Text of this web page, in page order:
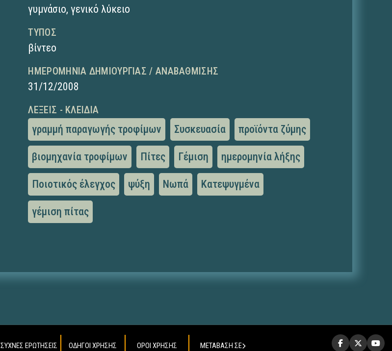
γυμνάσιο,γενικό λύκειο
ΤΎΠΟΣ
βίντεο
ΗΜΕΡΟΜΗΝΊΑ ΔΗΜΙΟΥΡΓΊΑΣ / ΑΝΑΒΆΘΜΙΣΗΣ
31/12/2008
ΛΈΞΕΙΣ - ΚΛΕΙΔΙΆ
γραμμή παραγωγής τροφίμων Συσκευασία προϊόντα ζύμης
βιομηχανία τροφίμων Πίτες Γέμιση ημερομηνία λήξης
Ποιοτικός έλεγχος ψύξη Νωπά Κατεψυγμένα
γέμιση πίτας
ΣΥΧΝΕΣ ΕΡΩΤΗΣΕΙΣ ΟΔΗΓΟΙ ΧΡΗΣΗΣ ΟΡΟΙ ΧΡΗΣΗΣ ΜΕΤΑΒΑΣΗ ΣΕ